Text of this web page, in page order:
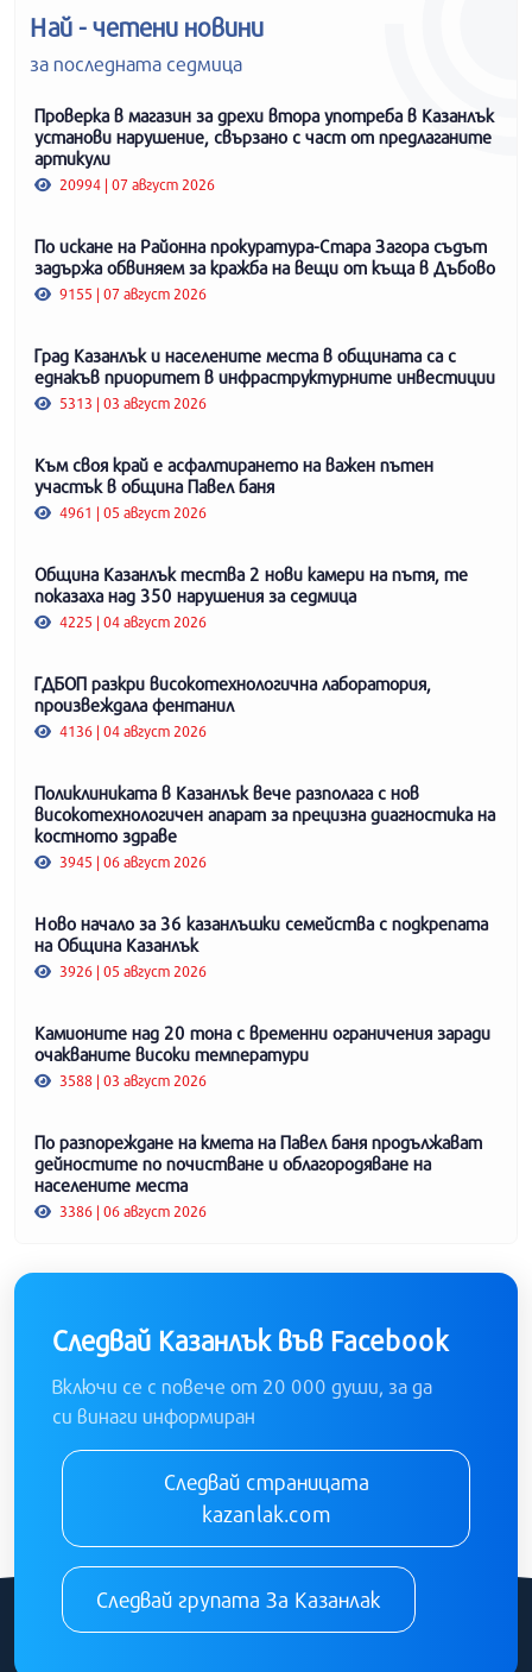
Най - четени новини
за последната седмица
Проверка в магазин за дрехи втора употреба в Казанлък
установи нарушение, свързано с част от предлаганите
артикули
20994 | 07 август 2026
По искане на Районна прокуратура-Стара Загора съдът
задържа обвиняем за кражба на вещи от къща в Дъбово
9155 | 07 август 2026
Град Казанлък и населените места в общината са с
еднакъв приоритет в инфраструктурните инвестиции
5313 | 03 август 2026
Към своя край е асфалтирането на важен пътен
участък в община Павел баня
4961 | 05 август 2026
Община Казанлък тества 2 нови камери на пътя, те
показаха над 350 нарушения за седмица
4225 | 04 август 2026
ГДБОП разкри високотехнологична лаборатория,
произвеждала фентанил
4136 | 04 август 2026
Поликлиниката в Казанлък вече разполага с нов
високотехнологичен апарат за прецизна диагностика на
костното здраве
3945 | 06 август 2026
Ново начало за 36 казанлъшки семейства с подкрепата
на Община Казанлък
3926 | 05 август 2026
Камионите над 20 тона с временни ограничения заради
очакваните високи температури
3588 | 03 август 2026
По разпореждане на кмета на Павел баня продължават
дейностите по почистване и облагородяване на
населените места
3386 | 06 август 2026
Следвай Казанлък във Facebook
Включи се с повече от 20 000 души, за да
си винаги информиран
Следвай страницата
kazanlak.com
Следвай групата За Казанлак